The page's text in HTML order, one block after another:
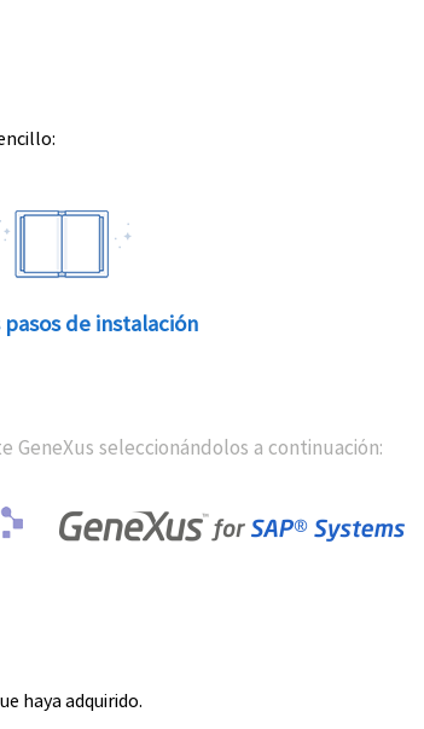
pasos de instalación
seleccionándolos a continuación:
haya adquirido.